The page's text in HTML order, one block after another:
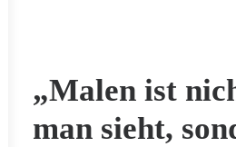
„Malen ist
man sieht,